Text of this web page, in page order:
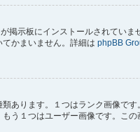
掲示板にインストールされてい
かまいません。詳細は phpBB
あります。１つはランク画像で
う１つはユーザー画像です。こ